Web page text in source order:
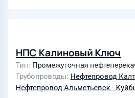
НПС Калиновый Ключ
Тип Промежуточная
Трубопроводы Нефтепровод
Нефтепровод Альметьевск -